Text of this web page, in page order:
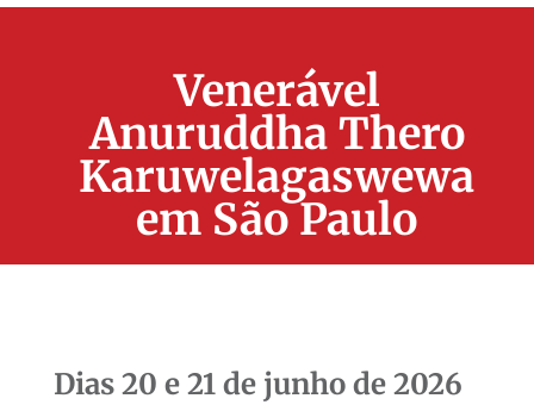
Venerável
Anuruddha Thero
Karuwelagaswewa
em São Paulo
Dias 20 e 21 de junho de 2026